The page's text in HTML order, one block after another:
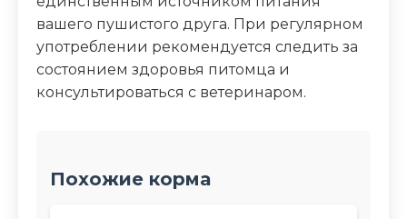
вашего пушистого друга. При регулярном
употреблении рекомендуется следить за
состоянием здоровья питомца и
консультироваться с ветеринаром.
Похожие корма